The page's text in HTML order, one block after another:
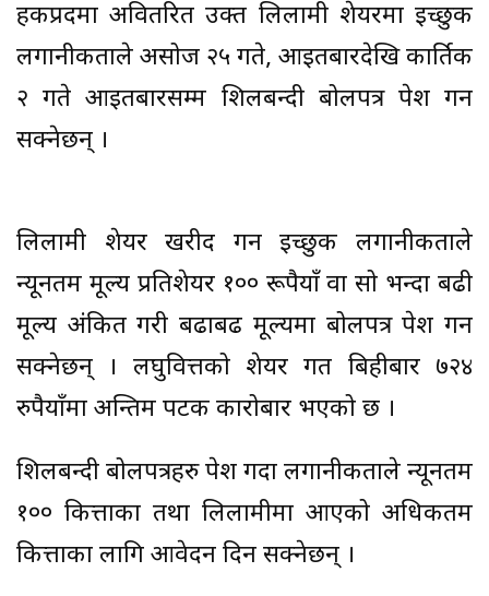
हकप्रदमा अवितरित उक्त लिलामी शेयरमा इच्छुक
लगानीकर्ताले असोज २५ गते, आइतबारदेखि कार्तिक
२ गते आइतबारसम्म शिलबन्दी बोलपत्र पेश गर्न
सक्नेछन् ।
लिलामी शेयर खरीद गर्न इच्छुक लगानीकर्ताले
न्यूनतम मूल्य प्रतिशेयर १०० रूपैयाँ वा सो भन्दा बढी
मूल्य अंकित गरी बढाबढ मूल्यमा बोलपत्र पेश गर्न
सक्नेछन् । लघुवित्तको शेयर गत बिहीबार ७२४
रुपैयाँमा अन्तिम पटक कारोबार भएको छ ।
शिलबन्दी बोलपत्रहरु पेश गर्दा लगानीकर्ताले न्यूनतम
१०० कित्ताका तथा लिलामीमा आएको अधिकतम
कित्ताका लागि आवेदन दिन सक्नेछन् ।